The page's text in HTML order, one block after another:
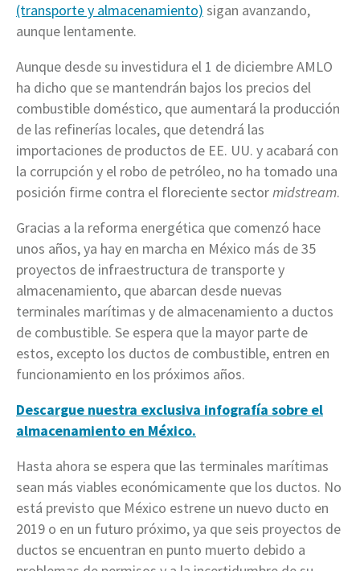
(transporte y almacenamiento) sigan avanzando,
aunque lentamente.
Aunque desde su investidura el 1 de diciembre AMLO
ha dicho que se mantendrán bajos los precios del
combustible doméstico, que aumentará la producción
de las refinerías locales, que detendrá las
importaciones de productos de EE. UU. y acabará con
la corrupción y el robo de petróleo, no ha tomado una
posición firme contra el floreciente sectormidstream.
Gracias a la reforma energética que comenzó hace
unos años, ya hay en marcha en México más de 35
proyectos de infraestructura de transporte y
almacenamiento, que abarcan desde nuevas
terminales marítimas y de almacenamiento a ductos
de combustible. Se espera que la mayor parte de
estos, excepto los ductos de combustible, entren en
funcionamiento en los próximos años.
Descargue nuestra exclusiva infografía sobre el
almacenamiento en México.
Hasta ahora se espera que las terminales marítimas
sean más viables económicamente que los ductos. No
está previsto que México estrene un nuevo ducto en
2019 o en un futuro próximo, ya que seis proyectos de
ductos se encuentran en punto muerto debido a